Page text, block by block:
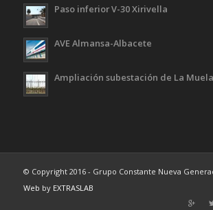
Paso inferior V-30 Xirivella
AVE Almansa-Albacete
Ampliación subestación de La Muela
© Copyright 2016 - Grupo Constante Nueva
Web by EXTRASLAB